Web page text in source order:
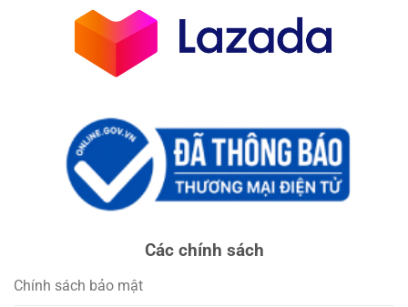
Các chính sách
Chính sách bảo mật